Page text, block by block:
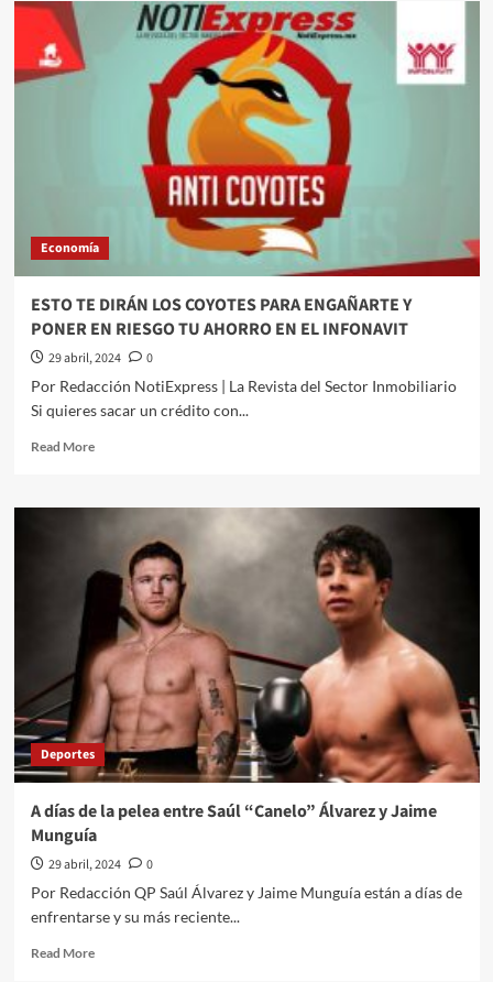
actor Ryan
Reynolds es
accionistas
del Club
con Variety
Economía
ESTO TE DIRÁN LOS COYOTES PARA ENGAÑARTE Y
PONER EN RIESGO TU AHORRO EN EL INFONAVIT
29 abril, 2024
0
Por Redacción NotiExpress | La Revista del Sector Inmobiliario
Si quieres sacar un crédito con...
Read MoreRead
ESTO
DIRÁN
LOS
COYOTES
PARA
ENGAÑARTE
Y
PONER
EN
RIESGO
TU
AHORRO
EN
INFONAVIT
Deportes
A días de la pelea entre Saúl “Canelo” Álvarez y Jaime
Munguía
29 abril, 2024
0
Por Redacción QP Saúl Álvarez y Jaime Munguía están a días de
enfrentarse y su más reciente...
Read MoreRead